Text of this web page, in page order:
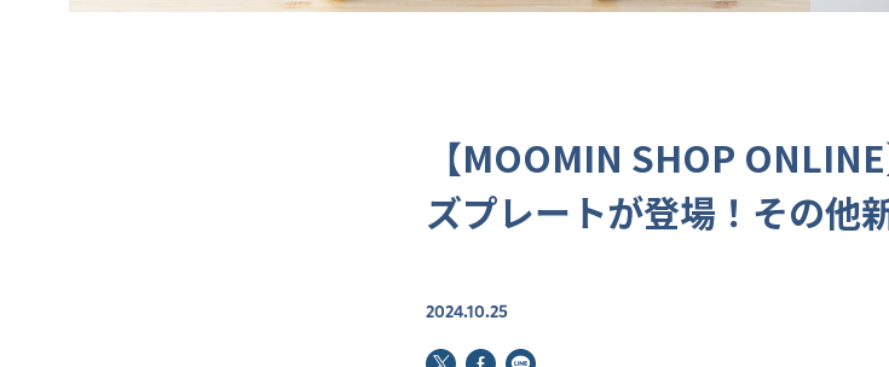
【MOOMIN SHOP
ズプレートが登場！その他
2024.10.25